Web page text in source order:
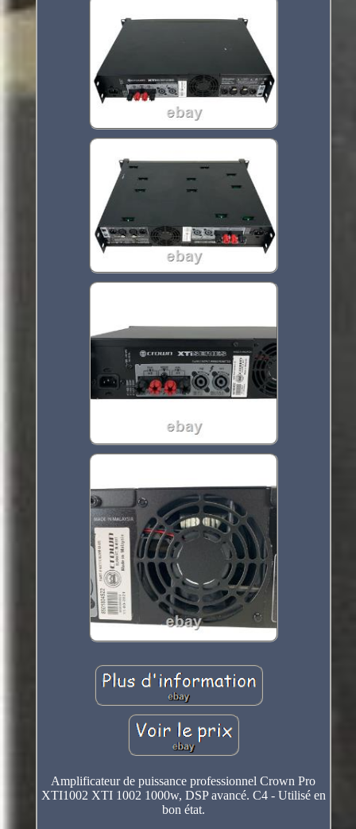
Amplificateur de puissance professionnel Crown Pro
XTI1002 XTI 1002 1000w, DSP avancé. C4 - Utilisé en
bon état.